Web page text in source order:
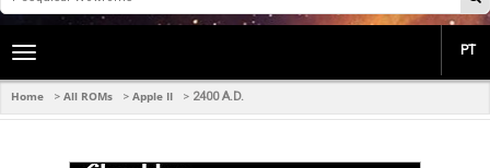
Toggle
navigation
PT
Home > All ROMs > Apple II > 2400 A.D.